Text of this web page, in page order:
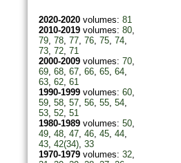
2020-2020volumes: 81
2010-2019volumes: 80,
79, 78, 77, 76, 75, 74,
73, 72, 71
2000-2009volumes: 70,
69, 68, 67, 66, 65, 64,
63, 62, 61
1990-1999volumes: 60,
59, 58, 57, 56, 55, 54,
53, 52, 51
1980-1989volumes: 50,
49, 48, 47, 46, 45, 44,
43, 42(34), 33
1970-1979volumes: 32,